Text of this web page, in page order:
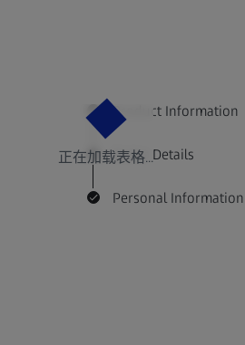
正在加载表格...
Product Information
Order Details
Personal Information